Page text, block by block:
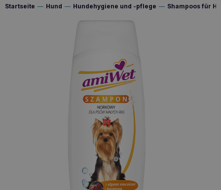
Startseite — Hund — Hundehygiene und -pflege — Shampoos für